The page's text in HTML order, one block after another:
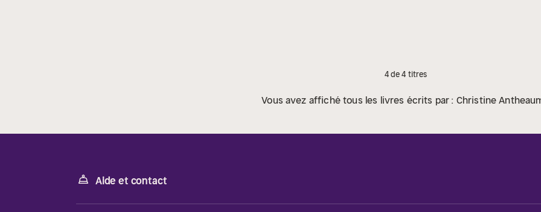
4 de 4 titres
Vous avez affiché tous les livres écrits par : Christine
Aide et contact